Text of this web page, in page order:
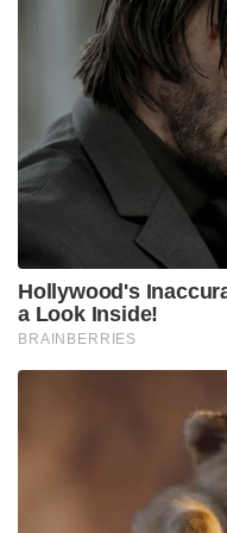
Hollywood's
a Look Inside!
BRAINBERRIES